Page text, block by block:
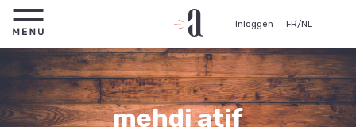
Inloggen FR/NL
mehdi atif